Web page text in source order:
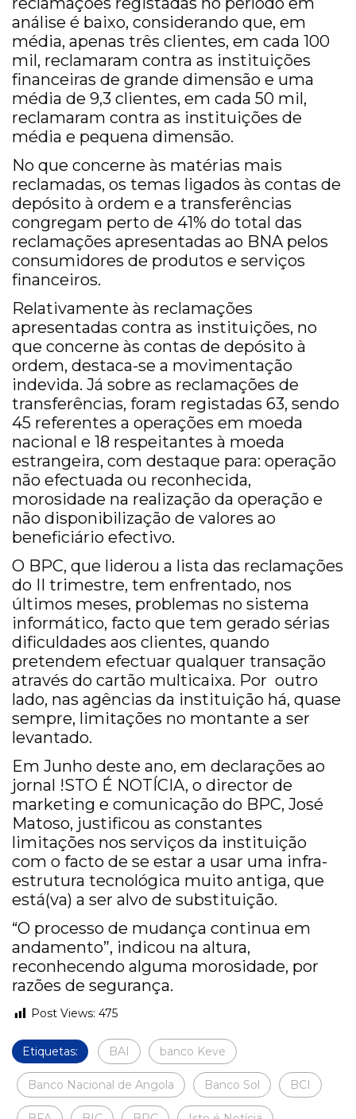
análise é baixo, considerando que, em
média, apenas três clientes, em cada 100
mil, reclamaram contra as instituições
financeiras de grande dimensão e uma
média de 9,3 clientes, em cada 50 mil,
reclamaram contra as instituições de
média e pequena dimensão.
No que concerne às matérias mais
reclamadas, os temas ligados às contas de
depósito à ordem e a transferências
congregam perto de 41% do total das
reclamações apresentadas ao BNA pelos
consumidores de produtos e serviços
financeiros.
Relativamente às reclamações
apresentadas contra as instituições, no
que concerne às contas de depósito à
ordem, destaca-se a movimentação
indevida. Já sobre as reclamações de
transferências, foram registadas 63, sendo
45 referentes a operações em moeda
nacional e 18 respeitantes à moeda
estrangeira, com destaque para: operação
não efectuada ou reconhecida,
morosidade na realização da operação e
não disponibilização de valores ao
beneficiário efectivo.
O BPC, que liderou a lista das reclamações
do II trimestre, tem enfrentado, nos
últimos meses, problemas no sistema
informático, facto que tem gerado sérias
dificuldades aos clientes, quando
pretendem efectuar qualquer transação
através do cartão multicaixa. Por outro
lado, nas agências da instituição há, quase
sempre, limitações no montante a ser
levantado.
Em Junho deste ano, em declarações ao
jornal !STO É NOTÍCIA, o director de
marketing e comunicação do BPC, José
Matoso, justificou as constantes
limitações nos serviços da instituição
com o facto de se estar a usar uma infra-
estrutura tecnológica muito antiga, que
está(va) a ser alvo de substituição.
“O processo de mudança continua em
andamento”, indicou na altura,
reconhecendo alguma morosidade, por
razões de segurança.
Post Views: 475
Etiquetas: BAI banco Keve
Banco Nacional de Angola Banco Sol BCI